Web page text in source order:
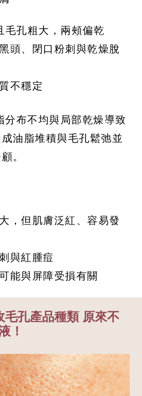
毛孔粗大，兩頰偏乾
頭、閉口粉刺與乾燥脫
不穩定
分布不均與局部乾燥導致
油脂堆積與毛孔鬆弛並
。
，但肌膚泛紅、容易發
與紅腫痘
能與屏障受損有關
毛孔產品種類 原來不
！